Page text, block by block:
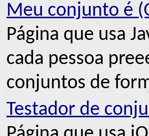
Meu conjunto é
Página que usa
cada pessoa
conjuntos de
Testador de